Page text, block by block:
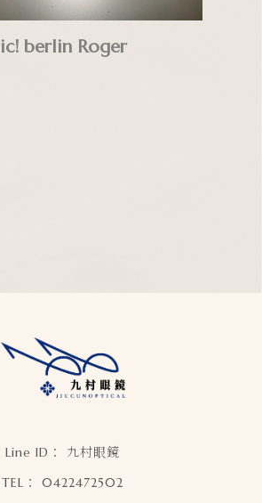
ic! berlin Roger
九村眼鏡
0422472502